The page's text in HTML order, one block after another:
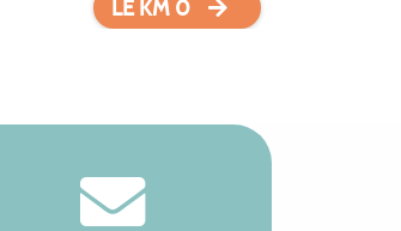
LE KM 0